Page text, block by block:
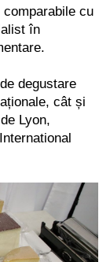
cu
în
degustare
cât și
Lyon,